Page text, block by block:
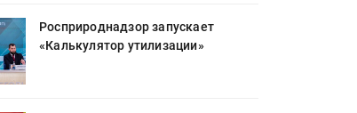
Росприроднадзор запускает
«Калькулятор утилизации»